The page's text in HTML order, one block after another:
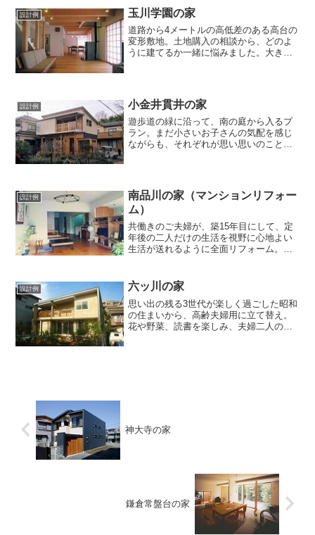
行き来が出来ます。新...
設計例 玉川学園の家
道路から4メートルの高低差のある高台の
変形敷地。土地購入の相談から、どのよ
うに建てるか一緒に悩みました。大きな
に並ぶ広がりのあるリビン...
設計例 小金井貫井の家
遊歩道の緑に沿って、南の庭から入るプ
ラン。まだ小さいお子さんの気配を感じ
ながらも、それぞれが思い思いのことを
階には兄弟共有のプレ...
設計例
南品川の家（マンションリフォー
ム）
共働きのご夫婦が、築15年目にして、定
年後の二人だけの生活を視野に心地よい
生活が送れるように全面リフォーム。ベ
クール優秀賞受賞
設計例 六ッ川の家
思い出の残る3世代が楽しく過ごした昭和
の住まいから、高齢夫婦用に立て替え。
花や野菜、読書を楽しみ、夫婦二人の安
神大寺の家
鎌倉常盤台の家